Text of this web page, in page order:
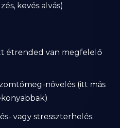
kevés alvás)
étrended van megfelelő
növelés (itt más
vagy stresszterhelés